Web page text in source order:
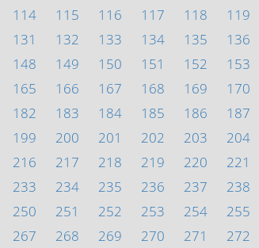
114 115 116 117 118 119
131 132 133 134 135 136
148 149 150 151 152 153
165 166 167 168 169 170
182 183 184 185 186 187
199 200 201 202 203 204
216 217 218 219 220 221
233 234 235 236 237 238
250 251 252 253 254 255
267 268 269 270 271 272